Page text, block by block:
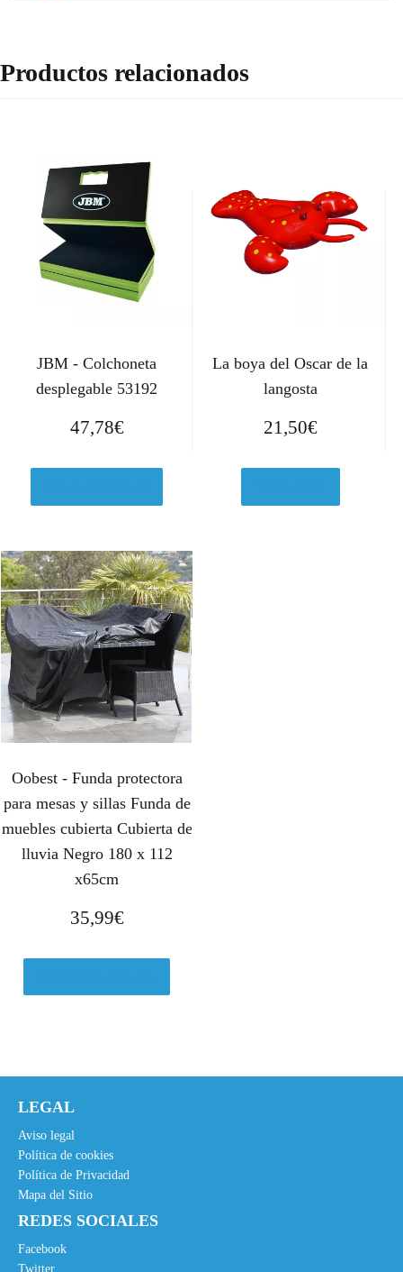
Productos relacionados
JBM - Colchoneta
desplegable 53192
47,78€
La boya del Oscar de la
langosta
21,50€
Oobest - Funda protectora
para mesas y sillas Funda de
muebles cubierta Cubierta de
lluvia Negro 180 x 112
x65cm
35,99€
LEGAL
Aviso legal
Política de cookies
Política de Privacidad
Mapa del Sitio
REDES SOCIALES
Facebook
Twitter